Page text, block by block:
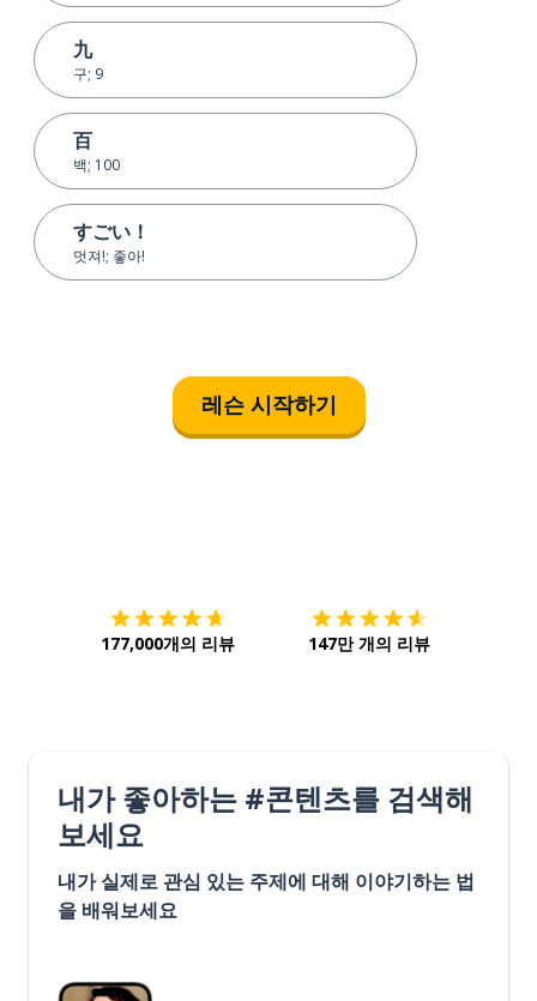
九
구; 9
百
백; 100
すごい！
멋져!; 좋아!
레슨 시작하기
177,000개의 리뷰 147만 개의 리뷰
내가 좋아하는 #콘텐츠를 검색해
보세요
내가 실제로 관심 있는 주제에 대해 이야기하는 법
을 배워보세요